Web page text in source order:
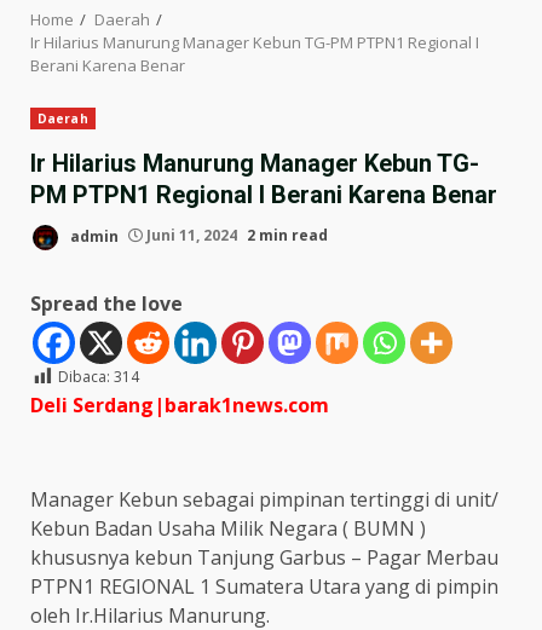
Home
Daerah
Ir Hilarius Manurung Manager Kebun TG-PM PTPN1 Regional I
Berani Karena Benar
Daerah
Ir Hilarius Manurung Manager Kebun TG-
PM PTPN1 Regional I Berani Karena Benar
admin Juni 11, 2024 2 min read
Spread the love
Dibaca: 314
Deli Serdang|barak1news.com
Manager Kebun sebagai pimpinan tertinggi di unit/
Kebun Badan Usaha Milik Negara ( BUMN )
khususnya kebun Tanjung Garbus – Pagar Merbau
PTPN1 REGIONAL 1 Sumatera Utara yang di pimpin
oleh Ir.Hilarius Manurung.